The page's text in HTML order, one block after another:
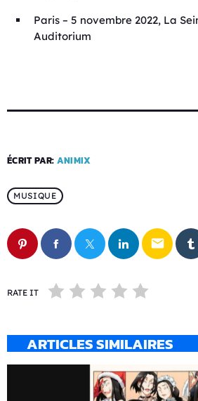
Paris – 5 novembre 2022, La
Auditorium
ÉCRIT PAR: ANIMIX
MUSIQUE
email
RATE IT
ARTICLES SIMILAIRES